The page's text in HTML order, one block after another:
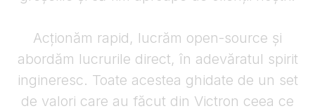
Acționăm rapid, lucrăm open-source și
abordăm lucrurile direct, în adevăratul spirit
ingineresc. Toate acestea ghidate de un set
de valori care au făcut din Victron ceea ce